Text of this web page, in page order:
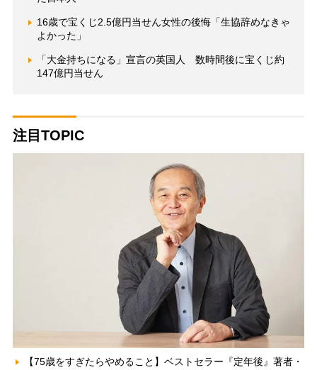
16歳で宝くじ2.5億円当せん女性の後悔「生協辞めなきゃ
よかった」
「大金持ちになる」宣言の英国人 数時間後に宝くじ約
147億円当せん
注目TOPIC
【75歳をすぎたらやめること】ベストセラー『定年後』著者・